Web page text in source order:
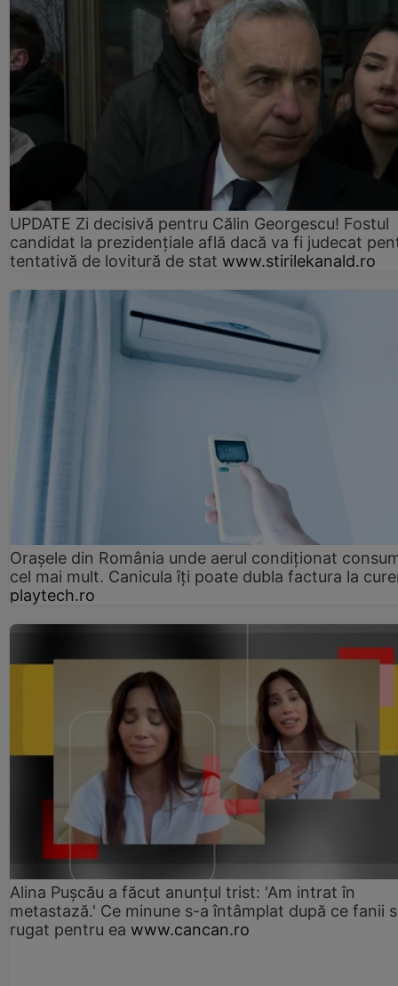
UPDATE Zi decisivă pentru Călin Georgescu! Fostul
candidat la prezidențiale află dacă va fi judecat
tentativă de lovitură de stat www.stirilekanald.ro
Orașele din România unde aerul condiționat
cel mai mult. Canicula îți poate dubla factura la
playtech.ro
Alina Pușcău a făcut anunțul trist: 'Am intrat în
metastază.' Ce minune s-a întâmplat după ce fanii
rugat pentru ea www.cancan.ro